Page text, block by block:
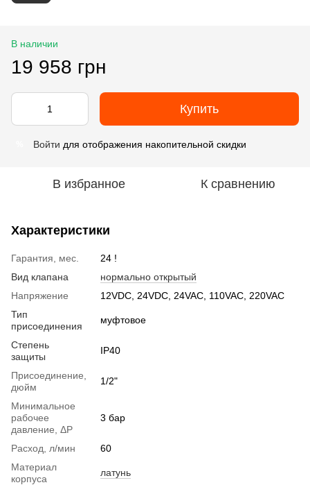
В наличии
19 958 грн
Купить
Войти для отображения накопительной скидки
В избранное К сравнению
Характеристики
Гарантия, мес.
24 !
Вид клапана
нормально открытый
Напряжение
12VDC, 24VDC, 24VAC, 110VAC, 220VAC
Тип
присоединения
муфтовое
Степень
защиты
IP40
Присоединение,
дюйм
1/2"
Минимальное
рабочее
давление, ΔP
3 бар
Расход, л/мин
60
Материал
корпуса
латунь